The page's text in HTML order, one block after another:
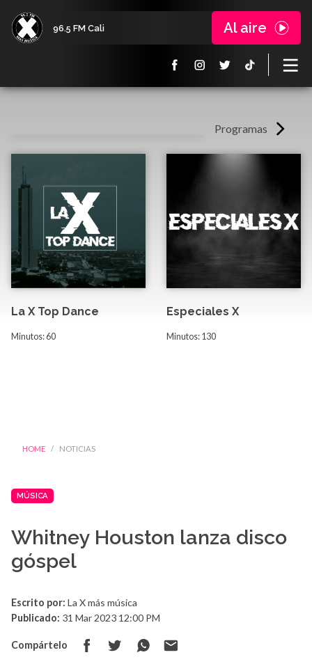
96.5 FM Cali Al aire
Programas
La X Top Dance
Minutos: 60
Especiales X
Minutos: 130
HOME NOTICIAS
MÚSICA
Whitney Houston lanza disco
góspel
Escrito por: La X más música
Publicado: 31 Mar 2023 12:00 PM
Compártelo